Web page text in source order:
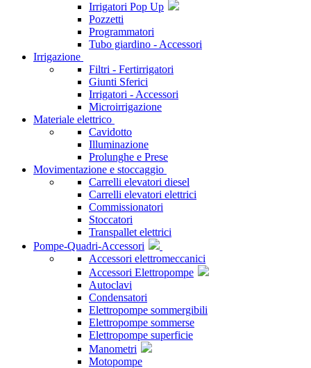
Irrigatori Pop Up
Pozzetti
Programmatori
Tubo giardino - Accessori
Irrigazione
Filtri - Fertirrigatori
Giunti Sferici
Irrigatori - Accessori
Microirrigazione
Materiale elettrico
Cavidotto
Illuminazione
Prolunghe e Prese
Movimentazione e stoccaggio
Carrelli elevatori diesel
Carrelli elevatori elettrici
Commissionatori
Stoccatori
Transpallet elettrici
Pompe-Quadri-Accessori
Accessori elettromeccanici
Accessori Elettropompe
Autoclavi
Condensatori
Elettropompe sommergibili
Elettropompe sommerse
Elettropompe superficie
Manometri
Motopompe